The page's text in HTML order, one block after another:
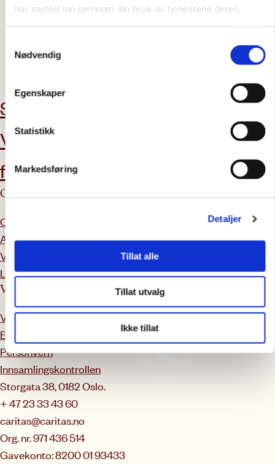
har samlet inn gjennom din bruk av tjenestene deres.
Nødvendig
Egenskaper
Statistikk
Markedsføring
Detaljer
Tillat alle
Tillat utvalg
Ikke tillat
Støtt oss
Vil du bli
frivillig?
Kontakt oss
Om Caritas
Om oss
Ansatte
Vårt arbeid
Ledig stillinger
Veiledning og rettshjelp
Kurskalender
Enfase
Våre rutiner
Varsling
Etikk- og antikorrupsjon
Personvern
Innsamlingskontrollen
Storgata 38, 0182 Oslo.
+ 47 23 33 43 60
caritas@caritas.no
Org. nr. 971 436 514
Gavekonto: 8200 01 93433